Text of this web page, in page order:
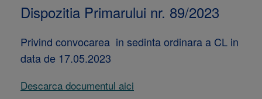
Dispozitia Primarului nr. 89/2023
Privind convocarea in sedinta ordinara a CL in
data de 17.05.2023
Descarca documentul aici